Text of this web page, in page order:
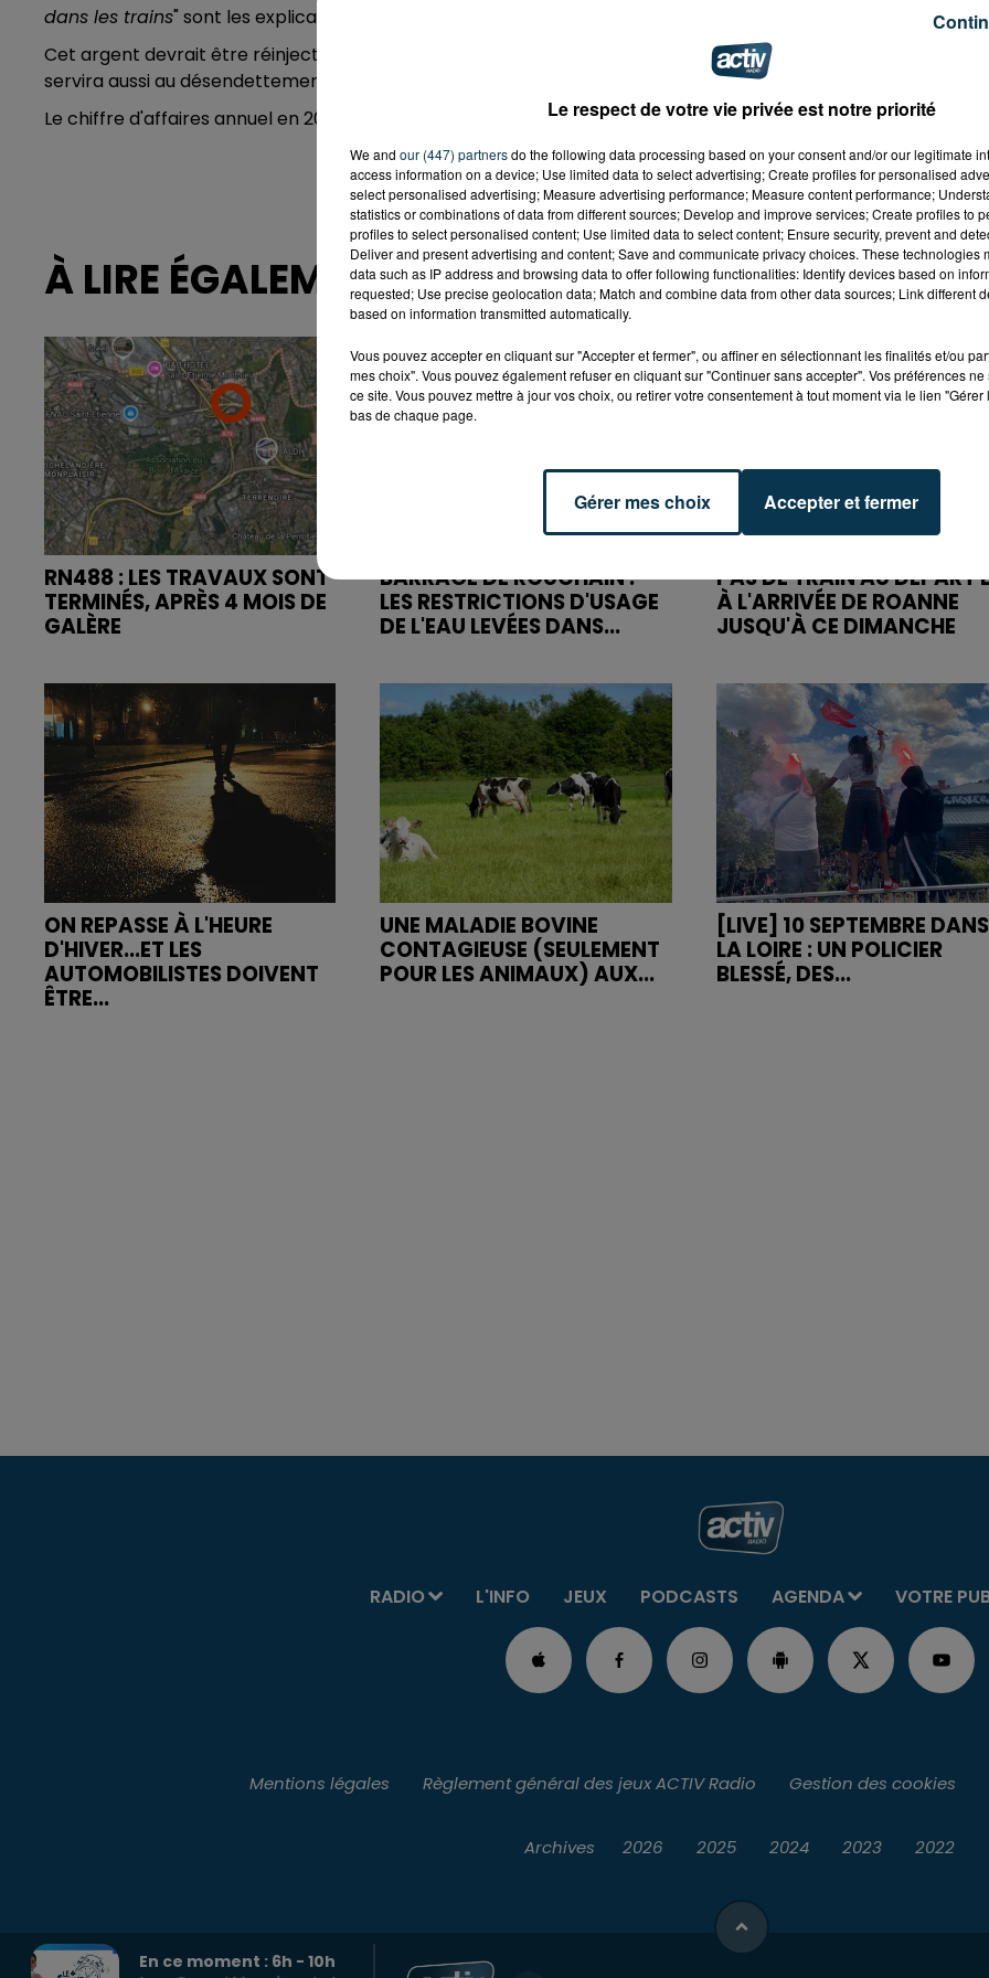
dans les trains" sont les explications à ce très bon résultat.
Cet argent devrait être réinjecté dans l'investissement au niveau des rails, des gares et des trains, mais il
servira aussi au désendettement.
Le chiffre d'affaires annuel en 2022 est lui de
41,5 milliards d'euros, soit une progression de 19%.
À LIRE ÉGALEMENT
RN488 : LES TRAVAUX SONT
TERMINÉS, APRÈS 4 MOIS DE
GALÈRE
BARRAGE DE ROUCHAIN :
LES RESTRICTIONS D'USAGE
DE L'EAU LEVÉES DANS...
PAS DE TRAIN AU DÉPART
À L'ARRIVÉE DE ROANNE
JUSQU'À CE DIMANCHE
ON REPASSE À L'HEURE
D'HIVER...ET LES
AUTOMOBILISTES DOIVENT
ÊTRE...
UNE MALADIE BOVINE
CONTAGIEUSE (SEULEMENT
POUR LES ANIMAUX) AUX...
[LIVE] 10 SEPTEMBRE DANS
LA LOIRE : UN POLICIER
BLESSÉ, DES...
RADIO L'INFO JEUX PODCASTS AGENDA VOTRE
En ce moment : 6h - 10h
Mentions légales Règlement général des jeux ACTIV Radio Gestion des cookies
Archives 2026 2025 2024 2023 2022
Le respect de votre vie privée est notre priorité
We and our (447) partnersdo the following data processing based on your consent and/or our legitimate
access information on a device; Use limited data to select advertising; Create profiles for personalised
select personalised advertising; Measure advertising performance; Measure content performance;
statistics or combinations of data from different sources; Develop and improve services; Create profiles to
profiles to select personalised content; Use limited data to select content; Ensure security, prevent and
Deliver and present advertising and content; Save and communicate privacy choices. These technologies
data such as IP address and browsing data to offer following functionalities: Identify devices based on
requested; Use precise geolocation data; Match and combine data from other data sources; Link different
based on information transmitted automatically.
Vous pouvez accepter en cliquant sur "Accepter et fermer", ou affiner en sélectionnant les finalités et/ou
mes choix". Vous pouvez également refuser en cliquant sur "Continuer sans accepter". Vos préférences
ce site. Vous pouvez mettre à jour vos choix, ou retirer votre consentement à tout moment via le lien
bas de chaque page.
Gérer mes choix Accepter et fermer